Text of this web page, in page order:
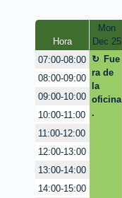
Hora
Mon
Dec 25
07:00-08:00
Fue
ra de
la
oficina
.
08:00-09:00
09:00-10:00
10:00-11:00
11:00-12:00
12:00-13:00
13:00-14:00
14:00-15:00